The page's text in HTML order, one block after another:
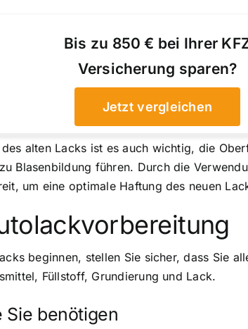
Bis zu 850 € bei Ihrer
Versicherung sparen?
Jetzt vergleichen
alten Lacks ist es auch wichtig, die
Blasenbildung führen. Durch die
um eine optimale Haftung des neuen
beginnen, stellen Sie sicher, dass Sie
Füllstoff, Grundierung und Lack.
Sie benötigen